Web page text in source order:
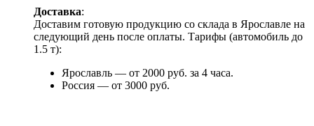
Доставка:
Доставим готовую продукцию со склада в Ярославле на
следующий день после оплаты. Тарифы (автомобиль до
1.5 т):
Ярославль — от 2000 руб. за 4 часа.
Россия — от 3000 руб.